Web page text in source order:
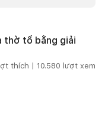
thờ tổ bằng giải
thích | 10.580 lượt xem